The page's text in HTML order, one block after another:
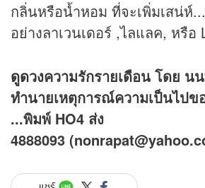
กลิ่นหรือน้ำหอม ที่จะเพิ่มเสน่ห์
อย่างลาเวนเดอร์ ,ไลแลค, หรือ
ดูดวงความรักรายเดือน โดย
ทำนายเหตุการณ์ความเป็นไป
...พิมพ์ HO4 ส่ง
4888093